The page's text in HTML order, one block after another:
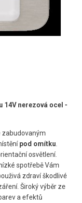
14V nerezová ocel -
zabudovaným
pod omítku
osvětlení.
spotřebě Vám
zdraví škodlivé
Široký výběr ze
a efektů